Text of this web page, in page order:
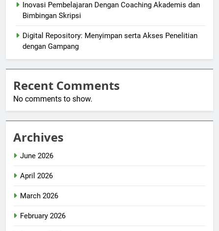
Inovasi Pembelajaran Dengan Coaching Akademis dan
Bimbingan Skripsi
Digital Repository: Menyimpan serta Akses Penelitian
dengan Gampang
Recent Comments
No comments to show.
Archives
June 2026
April 2026
March 2026
February 2026